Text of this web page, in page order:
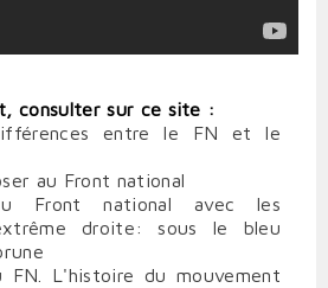
consulter sur ce site :
entre le FN et le
au Front national
Front national avec les
droite: sous le bleu
FN. L'histoire du mouvement